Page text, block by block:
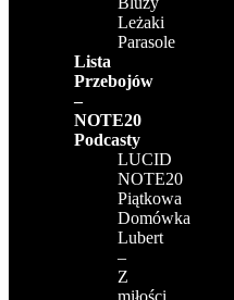
Leżaki
Parasole
Lista
Przebojów
–
NOTE20
Podcasty
LUCID
NOTE20
Piątkowa
Domówka
Lubert
–
Z
miłości